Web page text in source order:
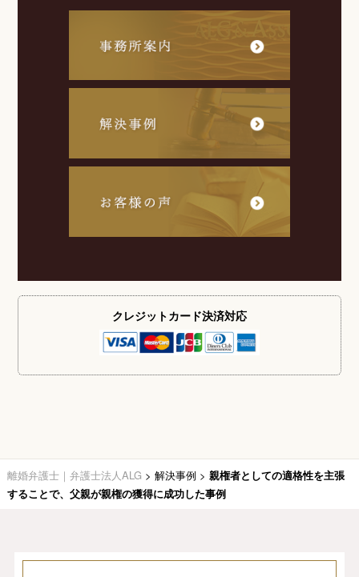
クレジットカード決済対応
離婚弁護士｜弁護士法人ALG > 解決事例 > 親権者としての適格性を主張
することで、父親が親権の獲得に成功した事例